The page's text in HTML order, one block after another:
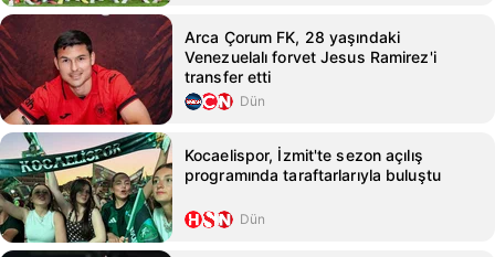
Arca Çorum FK, 28 yaşındaki
Venezuelalı forvet Jesus Ramirez'i
transfer etti
Dün
Kocaelispor, İzmit'te sezon açılış
programında taraftarlarıyla buluştu
Dün